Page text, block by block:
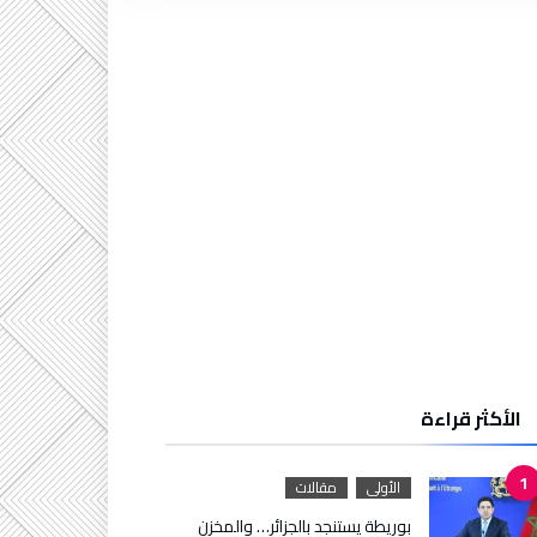
الأكثر قراءة
الأولى مقالات
بوريطة يستنجد بالجزائر… والمخزن